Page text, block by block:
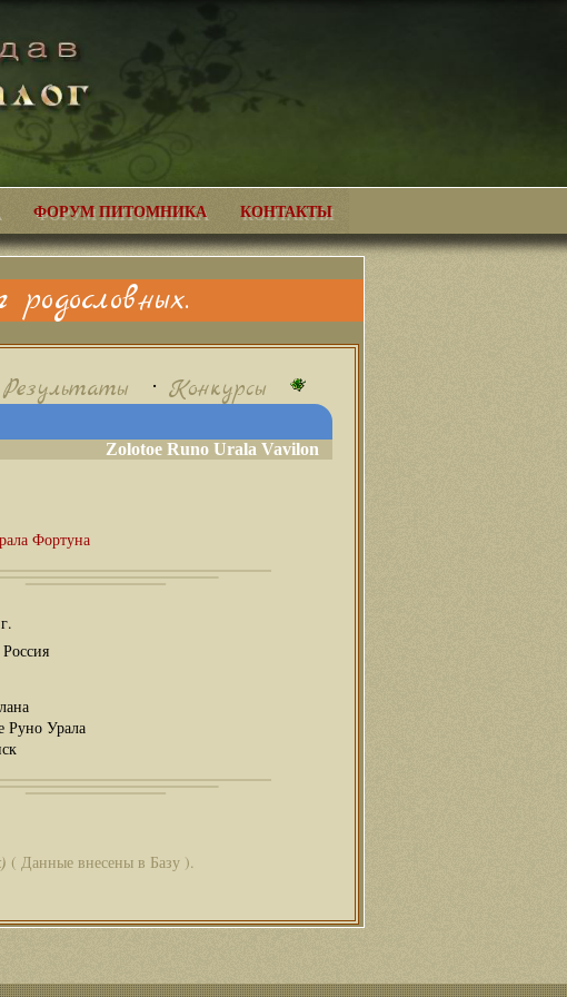
ФОРУМ ПИТОМНИКА КОНТАКТЫ
Результаты • Конкурсы
Zolotoe Runo Urala Vavilon
Фортуна
Россия
Руно Урала
( Данные внесены в Базу ).